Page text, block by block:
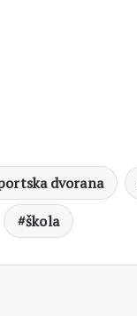
dvorana
škola